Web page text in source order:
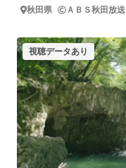
秋田県 ＡＢＳ秋田放送
視聴データあり